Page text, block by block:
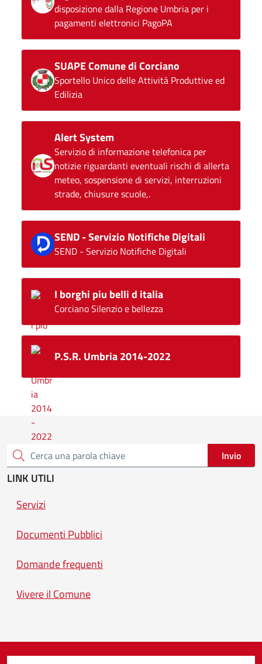
disposizione dalla Regione Umbria per i
pagamenti elettronici PagoPA
SUAPE Comune di Corciano
Sportello Unico delle Attività Produttive ed
Edilizia
Alert System
Servizio di informazione telefonica per
notizie riguardanti eventuali rischi di allerta
meteo, sospensione di servizi, interruzioni
strade, chiusure scuole,.
SEND - Servizio Notifiche Digitali
SEND - Servizio Notifiche Digitali
I borghi piu belli d italia
Corciano Silenzio e bellezza
P.S.R. Umbria 2014-2022
Cerca una parola chiave Invio
LINK UTILI
Servizi
Documenti Pubblici
Domande frequenti
Vivere il Comune